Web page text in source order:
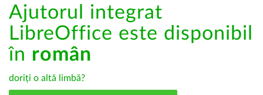
Ajutorul integrat
LibreOffice este disponibil
în român
doriți o altă limbă?